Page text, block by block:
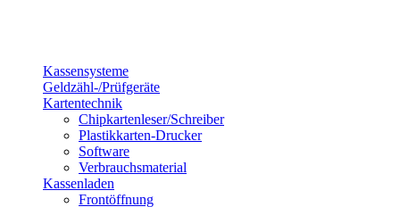
Kassensysteme
Geldzähl-/Prüfgeräte
Kartentechnik
Chipkartenleser/Schreiber
Plastikkarten-Drucker
Software
Verbrauchsmaterial
Kassenladen
Frontöffnung